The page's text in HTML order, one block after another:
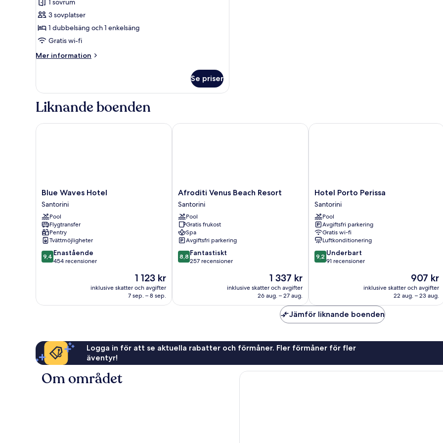
Trippelrum
-
utsikt
mot
poolen
1 sovrum
3 sovplatser
1 dubbelsäng och 1 enkelsäng
Gratis wi-fi
Mer information
Mer
-
utsikt
mot
Se priser
Liknande boenden
Blue
Waves
Hotel
Santorini
Blue Waves Hotel
Santorini
Pool
Flygtransfer
Pentry
Tvättmöjligheter
9.4
av
9,4 Enastående
454 recensioner
Priset
är
1 123 kr
1 123 kr
inklusive skatter och avgifter
7 sep. – 8 sep.
Blue Waves Hotel
Afroditi
Venus
Beach
Resort
Santorini
Afroditi Venus Beach Resort
Santorini
Pool
Gratis frukost
Spa
Avgiftsfri parkering
8.8
av
8,8 Fantastiskt
257 recensioner
Priset
är
1 337 kr
1 337 kr
inklusive skatter och avgifter
26 aug. – 27 aug.
Afroditi Venus Beach Resort
Hotel
Porto
Perissa
Santorini
Hotel Porto Perissa
Santorini
Pool
Avgiftsfri parkering
Gratis wi-fi
Luftkonditionering
9.2
av
9,2 Underbart
91 recensioner
Priset
är
907 kr
907 kr
inklusive skatter och avgifter
22 aug. – 23 aug.
Hotel Porto Perissa
Jämför liknande boenden
Logga in för att se aktuella rabatter och förmåner. Fler förmåner för fler
äventyr!
Om området